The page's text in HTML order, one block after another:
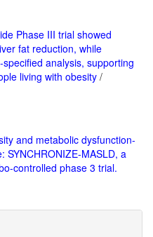
Phase III trial showed
fat reduction, while
analysis, supporting
living with obesity/
and metabolic dysfunction-
SYNCHRONIZE-MASLD, a
controlled phase 3 trial.